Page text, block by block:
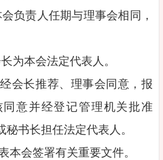
负责人任期与理事会相同，
为本会法定代表人。
会长推荐、理事会同意，报
意并经登记管理机关批准
秘书长担任法定代表人。
本会签署有关重要文件。